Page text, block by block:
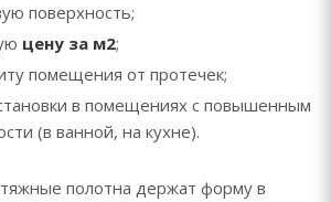
поверхность;
цену за м2;
помещения от протечек;
в помещениях с повышенным
(в ванной, на кухне).
полотна держат форму в